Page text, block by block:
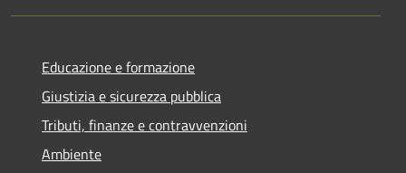
Educazione e formazione
Giustizia e sicurezza pubblica
Tributi, finanze e contravvenzioni
Ambiente